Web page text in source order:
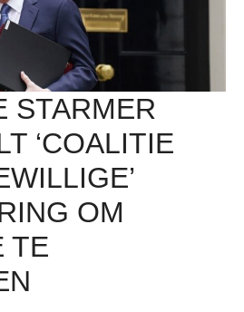
STARMER
‘COALITIE
OM
TE